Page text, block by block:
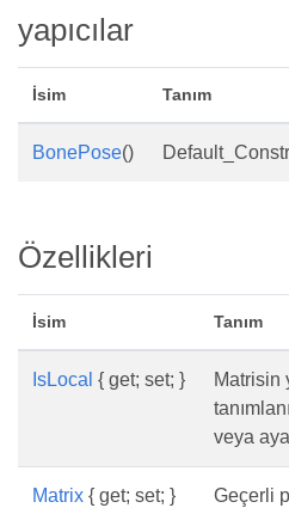
yapıcılar
İsim Tanım
BonePose()
Özellikleri
İsim Tanım
IsLocal { get; set; }
Matrisin
veya
Matrix { get; set; }
Geçerli